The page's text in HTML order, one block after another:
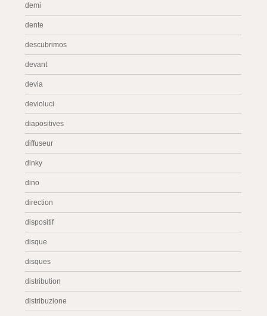
demi
dente
descubrimos
devant
devia
devioluci
diapositives
diffuseur
dinky
dino
direction
dispositif
disque
disques
distribution
distribuzione